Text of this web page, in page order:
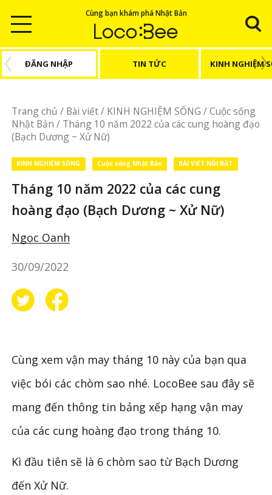
Cùng bạn khám phá Nhật Bản
ĐĂNG NHẬP TIN TỨC KINH NGHIỆM
Trang chủ / Bài viết/ KINH NGHIỆM SỐNG /Cuộc sống
Nhật Bản / Tháng 10 năm 2022 của các cung hoàng đạo
(Bạch Dương ~ Xử Nữ)
KINH NGHIỆM SỐNG Cuộc sống Nhật Bản BÀI VIẾT NỔI BẬT
Tháng 10 năm 2022 của các cung
hoàng đạo (Bạch Dương ~ Xử Nữ)
Ngọc Oanh
30/09/2022
Cùng xem vận may tháng 10 này của bạn qua
việc bói các chòm sao nhé. LocoBee sau đây sẽ
mang đến thông tin bảng xếp hạng vận may
của các cung hoàng đạo trong tháng 10.
Kì đầu tiên sẽ là 6 chòm sao từ Bạch Dương
đến Xử Nữ.